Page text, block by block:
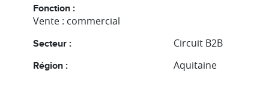
Fonction :
Vente : commercial
Secteur : Circuit B2B
Région : Aquitaine